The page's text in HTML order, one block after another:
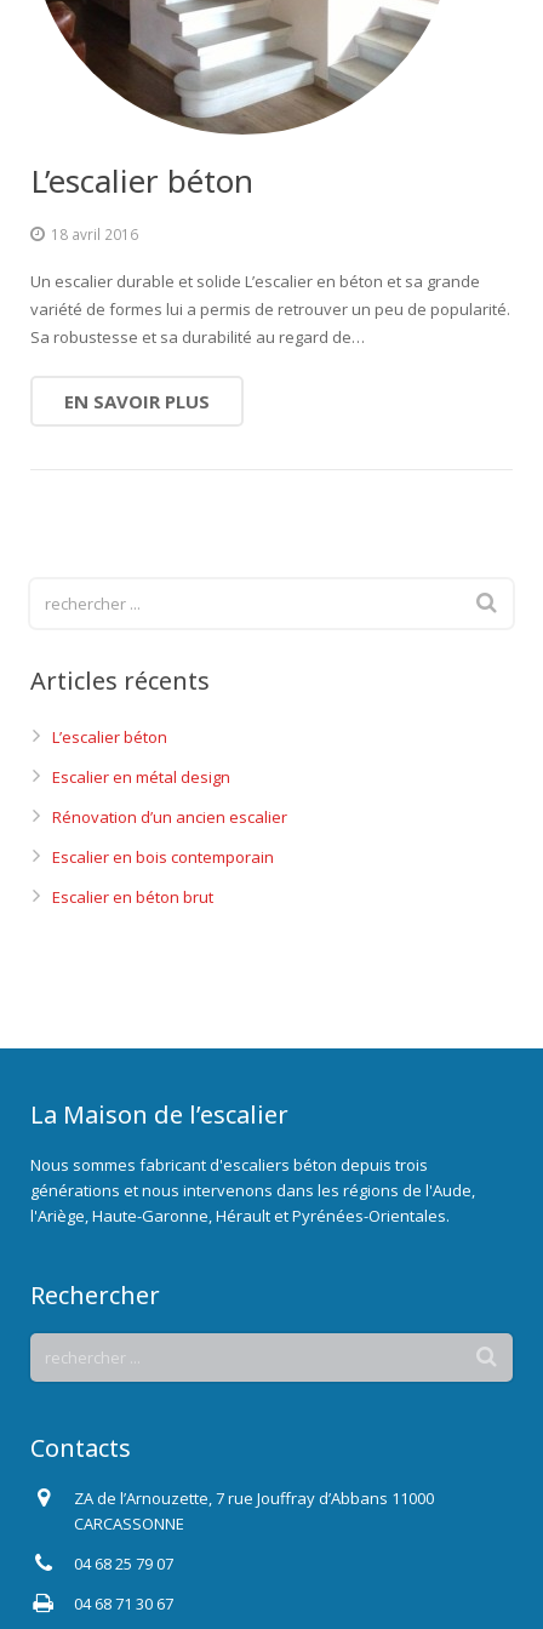
Escalier extérieur
Finitions pour escalier
L’escalier béton
18 avril 2016
Un escalier durable et solide L’escalier en béton et sa grande
variété de formes lui a permis de retrouver un peu de popularité.
Sa robustesse et sa durabilité au regard de…
EN SAVOIR PLUS
Articles récents
L’escalier béton
Escalier en métal design
Rénovation d’un ancien escalier
Escalier en bois contemporain
Escalier en béton brut
La Maison de l’escalier
Nous sommes fabricant d'escaliers béton depuis trois
générations et nous intervenons dans les régions de l'Aude,
l'Ariège, Haute-Garonne, Hérault et Pyrénées-Orientales.
Rechercher
Contacts
ZA de l’Arnouzette, 7 rue Jouffray d’Abbans 11000
CARCASSONNE
04 68 25 79 07
04 68 71 30 67